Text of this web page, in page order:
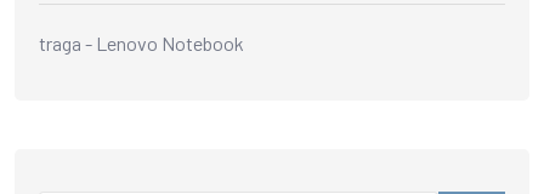
traga - Lenovo Notebook